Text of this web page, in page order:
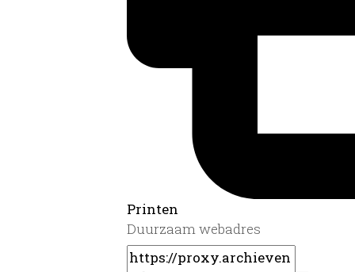
Printen
Duurzaam webadres